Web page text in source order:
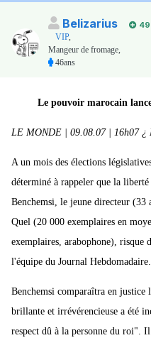
Belizarius
49
VIP,
Mangeur de fromage,
46ans
Le pouvoir marocain
LE MONDE | 09.08.07 | 16h07
A un mois des élections
déterminé à rappeler que la
Benchemsi, le jeune directeur (33
Quel (20 000 exemplaires en
exemplaires, arabophone),
l'équipe du Journal Hebdomadaire.
Benchemsi comparaîtra en
brillante et irrévérencieuse a été
respect dû à la personne du roi".